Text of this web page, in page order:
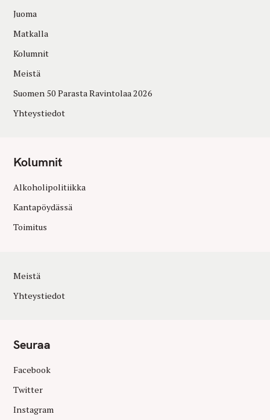
Juoma
Matkalla
Kolumnit
Meistä
Suomen 50 Parasta Ravintolaa 2026
Yhteystiedot
Kolumnit
Alkoholipolitiikka
Kantapöydässä
Toimitus
Meistä
Yhteystiedot
Seuraa
Facebook
Twitter
Instagram